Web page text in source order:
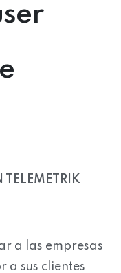
TELEMETRIK
a las empresas
sus clientes